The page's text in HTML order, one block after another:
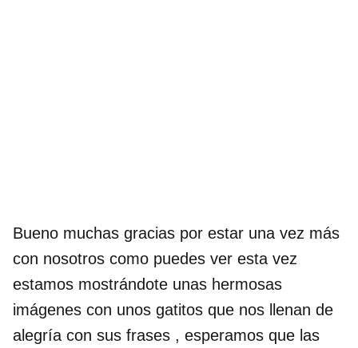
Bueno muchas gracias por estar una vez más
con nosotros como puedes ver esta vez
estamos mostrándote unas hermosas
imágenes con unos gatitos que nos llenan de
alegría con sus frases , esperamos que las